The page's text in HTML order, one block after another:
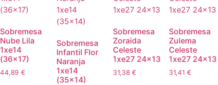
Sobremesa
Nube Lila
1xe14
(36×17)
44,89 €
Sobremesa
Infantil Flor
Naranja
1xe14
(35×14)
Sobremesa
Zoraida
Celeste
1xe27 24×13
31,38 €
Sobremesa
Zulema
Celeste
1xe27 24×13
31,41€